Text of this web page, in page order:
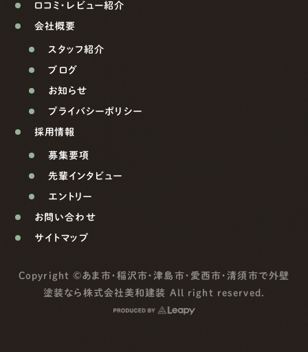
口コミ・レビュー紹介
会社概要
スタッフ紹介
ブログ
お知らせ
プライバシーポリシー
採用情報
募集要項
先輩インタビュー
エントリー
お問い合わせ
サイトマップ
Copyright ©あま市・稲沢市・津島市・愛西市・清須市で外壁
塗装なら株式会社美和建装 All right reserved.